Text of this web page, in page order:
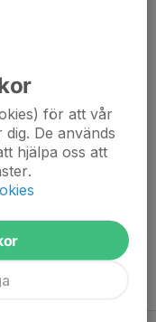
till på festen:
för att vår
De används
hjälpa oss att